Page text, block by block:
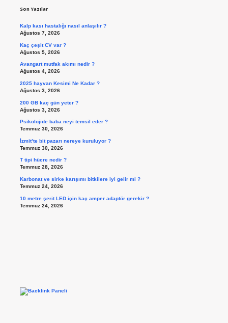
Son Yazılar
Kalp kası hastalığı nasıl anlaşılır ?
Ağustos 7, 2026
Kaç çeşit CV var ?
Ağustos 5, 2026
Avangart mutfak akımı nedir ?
Ağustos 4, 2026
2025 hayvan Kesimi Ne Kadar ?
Ağustos 3, 2026
200 GB kaç gün yeter ?
Ağustos 3, 2026
Psikolojide baba neyi temsil eder ?
Temmuz 30, 2026
İzmit’te bit pazarı nereye kuruluyor ?
Temmuz 30, 2026
T tipi hücre nedir ?
Temmuz 28, 2026
Karbonat ve sirke karışımı bitkilere iyi gelir mi ?
Temmuz 24, 2026
10 metre şerit LED için kaç amper adaptör gerekir ?
Temmuz 24, 2026